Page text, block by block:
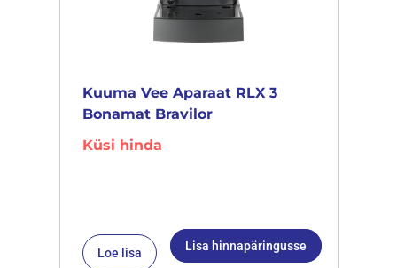
Kuuma Vee Aparaat RLX 3
Bonamat Bravilor
Küsi hinda
Loe lisa Lisa hinnapäringusse